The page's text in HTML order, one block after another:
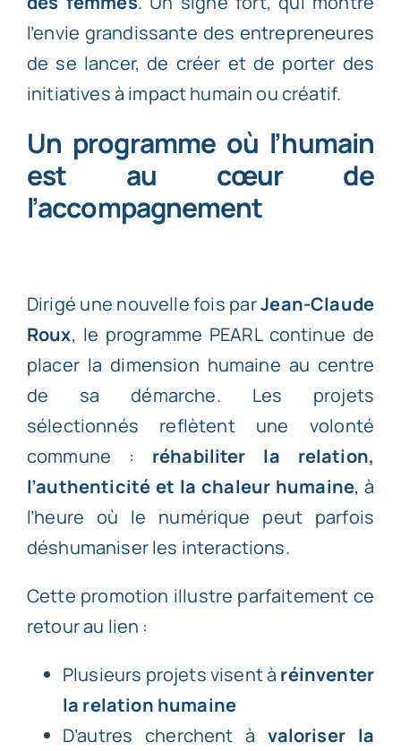
l’envie grandissante des entrepreneures
de se lancer, de créer et de porter des
initiatives à impact humain ou créatif.
Un programme où l’humain
est au cœur de
l’accompagnement
Dirigé une nouvelle fois parJean-Claude
Roux, le programme PEARL continue de
placer la dimension humaine au centre
de sa démarche. Les projets
sélectionnés reflètent une volonté
commune : réhabiliter la relation,
l’authenticité et la chaleur humaine, à
l’heure où le numérique peut parfois
déshumaniser les interactions.
Cette promotion illustre parfaitement ce
retour au lien :
Plusieurs projets visent à réinventer
la relation humaine
D’autres cherchent àvaloriser la